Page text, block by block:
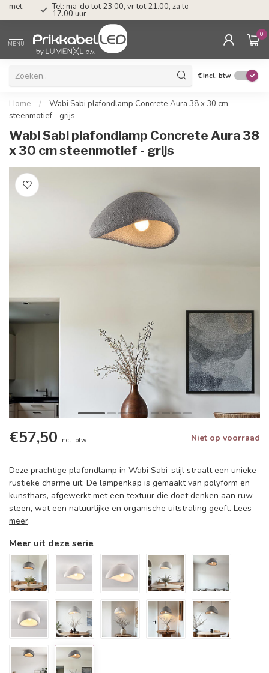
Tel: ma-do tot 23.00, vr tot 21.00, za tot
17.00 uur
MENU
0
€Incl. btw
Home /
Wabi Sabi plafondlamp Concrete Aura 38 x 30 cm
steenmotief - grijs
Wabi Sabi plafondlamp Concrete Aura 38
x 30 cm steenmotief - grijs
€57,50 Incl. btw Niet op voorraad
Deze prachtige plafondlamp in Wabi Sabi-stijl straalt een unieke
rustieke charme uit. De lampenkap is gemaakt van polyform en
kunsthars, afgewerkt met een textuur die doet denken aan ruw
steen, wat een natuurlijke en organische uitstraling geeft. Lees
meer.
Meer uit deze serie